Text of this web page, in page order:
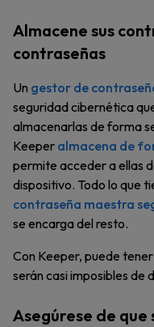
Almacene sus
contraseñas
Un gestor de
seguridad cibernética
almacenarlas de forma
Keeper almacena de
permite acceder a ellas
dispositivo. Todo lo que
contraseña maestra
se encarga del resto.
Con Keeper, puede
serán casi imposibles de
Asegúrese de que